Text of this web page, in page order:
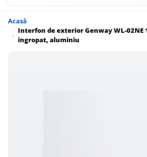
Acasă
Interfon de exterior Genway WL-02NE
ingropat, aluminiu